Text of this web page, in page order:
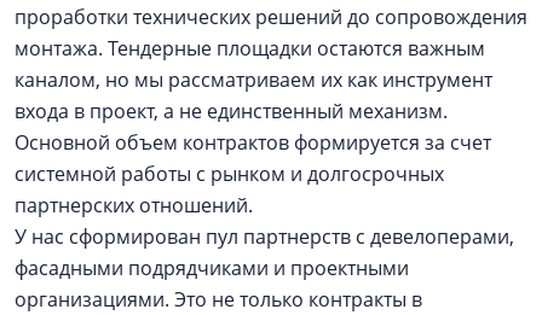
проработки технических решений до сопровождения
монтажа. Тендерные площадки остаются важным
каналом, но мы рассматриваем их как инструмент
входа в проект, а не единственный механизм.
Основной объем контрактов формируется за счет
системной работы с рынком и долгосрочных
партнерских отношений.
У нас сформирован пул партнерств с девелоперами,
фасадными подрядчиками и проектными
организациями. Это не только контракты в